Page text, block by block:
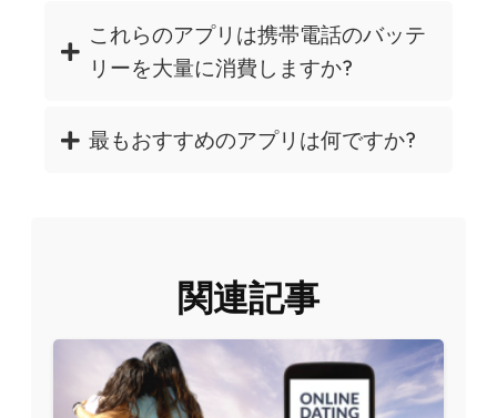
これらのアプリは携帯電話のバッテ
リーを大量に消費しますか?
最もおすすめのアプリは何ですか?
関連記事